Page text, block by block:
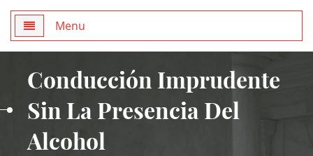
Menu
Practice Areas
Conducción Imprudente
Sin La Presencia Del
Alcohol